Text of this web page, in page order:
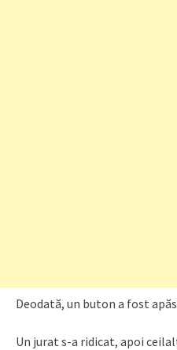
Deodată, un buton a fost
Un jurat s-a ridicat, apoi